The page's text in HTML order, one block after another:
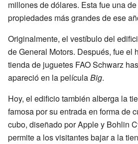
millones de dólares. Esta fue una
propiedades más grandes de ese
Originalmente, el vestíbulo del
de General Motors. Después, fue el
tienda de juguetes FAO Schwarz
apareció en la películaBig.
Hoy, el edificio también alberga la
famosa por su entrada en forma de
cubo, diseñado por Apple y Bohlin
permite a los visitantes bajar a la